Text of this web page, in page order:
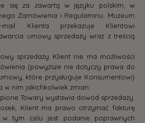
się za zawartą w języku polskim, w
Zamówienia i Regulaminu. Muzeum
Klienta przekazuje Klientowi
umowy sprzedaży wraz z treścią
sprzedaży Klient nie ma możliwości
(powyższe nie dotyczy prawa do
które przysługuje Konsumentowi)
w nim jakichkolwiek zmian.
Towary wystawia dowód sprzedaży.
Klient ma prawo otrzymać fakturę
w tym celu jest podanie poprawnych